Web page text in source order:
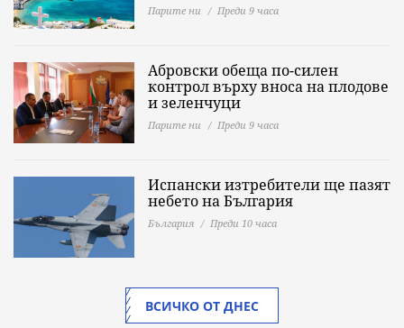
Парите ни Преди 9 часа
Абровски обеща по-силен
контрол върху вноса на плодове
и зеленчуци
Парите ни Преди 9 часа
Испански изтребители ще пазят
небето на България
България Преди 10 часа
ВСИЧКО ОТ ДНЕС